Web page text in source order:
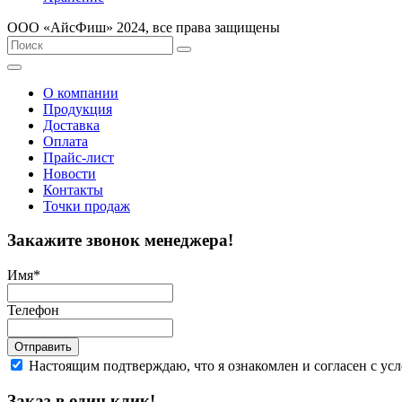
ООО «AйсФиш» 2024, все права защищены
О компании
Продукция
Доставка
Оплата
Прайс-лист
Новости
Контакты
Точки продаж
Закажите звонок менеджера!
Имя*
Телефон
Отправить
Настоящим подтверждаю, что я ознакомлен и согласен с